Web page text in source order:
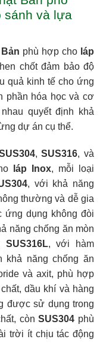
sánh và lựa
phù hợp cho láp
chốt đảm bảo độ
quả kinh tế cho ứng
phần hóa học và cơ
quyết định khả
dự án cụ thể.
,SUS316, và
láp Inox, mỗi loại
, với khả năng
thường và dễ gia
ứng dụng không đòi
năng chống ăn mòn
SUS316L, với hàm
khả năng chống ăn
và axit, phù hợp
dầu khí và hàng
được sử dụng trong
cònSUS304 phù
trời ít chịu tác động